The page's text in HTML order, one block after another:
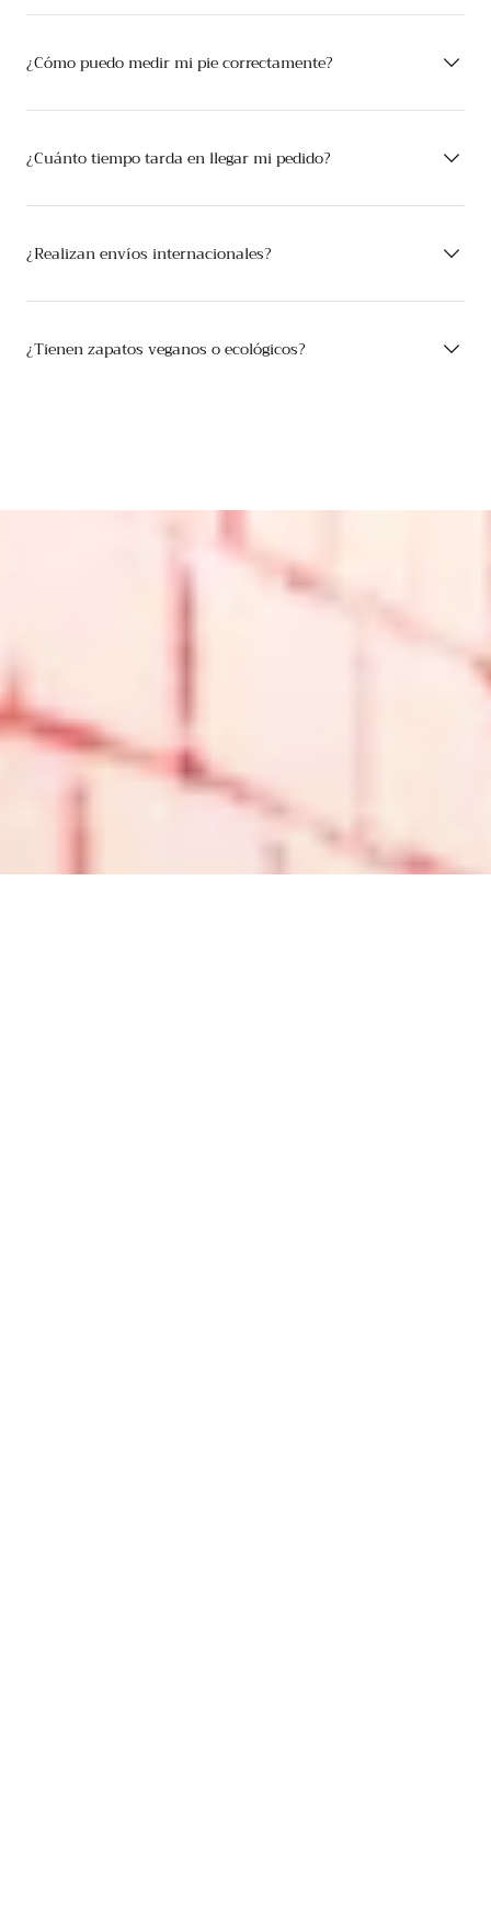
¿Cómo puedo medir mi pie correctamente?
¿Cuánto tiempo tarda en llegar mi pedido?
¿Realizan envíos internacionales?
¿Tienen zapatos veganos o ecológicos?